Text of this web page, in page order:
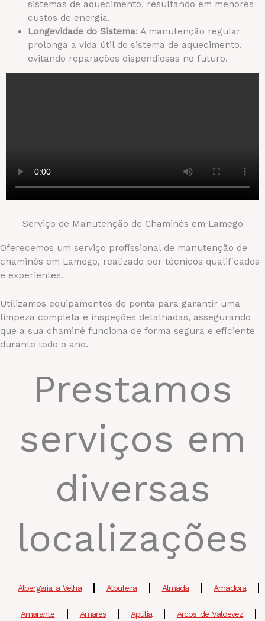
sistemas de aquecimento, resultando em menores
custos de energia.
Longevidade do Sistema: A manutenção regular
prolonga a vida útil do sistema de aquecimento,
evitando reparações dispendiosas no futuro.
Serviço de Manutenção de Chaminés em Lamego
Oferecemos um serviço profissional de manutenção de
chaminés em Lamego, realizado por técnicos qualificados
e experientes.
Utilizamos equipamentos de ponta para garantir uma
limpeza completa e inspeções detalhadas, assegurando
que a sua chaminé funciona de forma segura e eficiente
durante todo o ano.
Prestamos
serviços em
diversas
localizações
Albergaria a Velha Albufeira Almada Amadora
Amarante Amares Apúlia Arcos de Valdevez